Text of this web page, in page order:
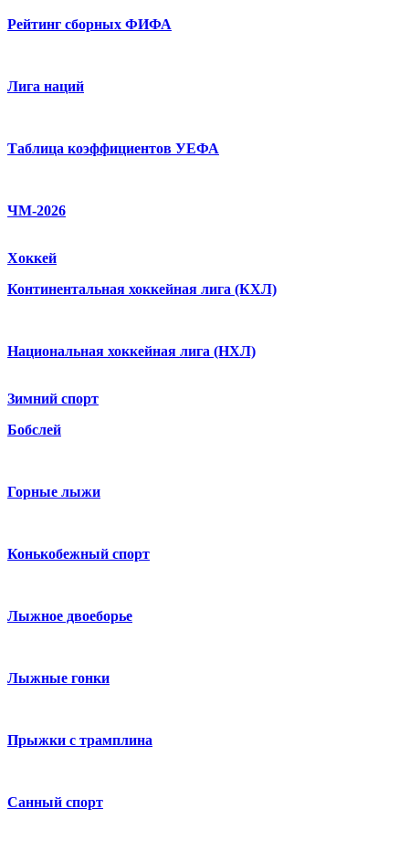
Рейтинг сборных ФИФА
Лига наций
Таблица коэффициентов УЕФА
ЧМ-2026
Хоккей
Континентальная хоккейная лига (КХЛ)
Национальная хоккейная лига (НХЛ)
Зимний спорт
Бобслей
Горные лыжи
Конькобежный спорт
Лыжное двоеборье
Лыжные гонки
Прыжки с трамплина
Санный спорт